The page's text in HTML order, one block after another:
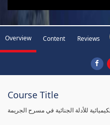
Overview Content Reviews
Course Title
للأدلة الجنائية في مسرح الجريمة